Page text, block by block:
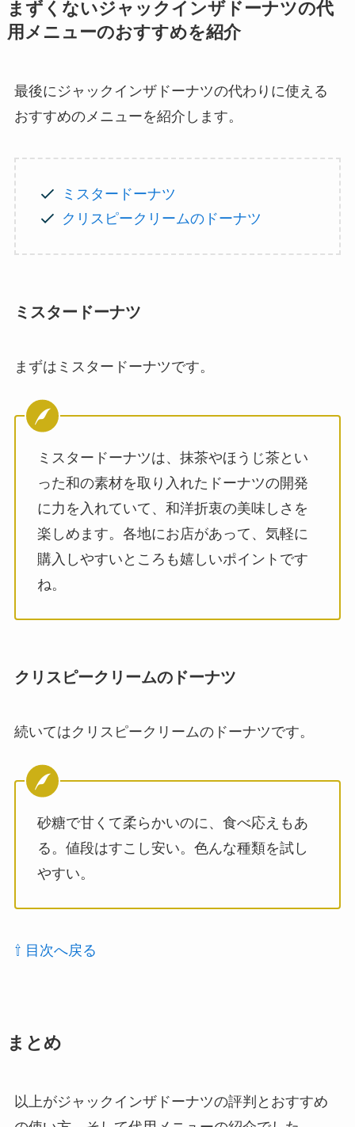
まずくないジャックインザドーナツの代
用メニューのおすすめを紹介
最後にジャックインザドーナツの代わりに使える
おすすめのメニューを紹介します。
ミスタードーナツ
クリスピークリームのドーナツ
ミスタードーナツ
まずはミスタードーナツです。
ミスタードーナツは、抹茶やほうじ茶とい
った和の素材を取り入れたドーナツの開発
に力を入れていて、和洋折衷の美味しさを
楽しめます。各地にお店があって、気軽に
購入しやすいところも嬉しいポイントです
ね。
クリスピークリームのドーナツ
続いてはクリスピークリームのドーナツです。
砂糖で甘くて柔らかいのに、食べ応えもあ
る。値段はすこし安い。色んな種類を試し
やすい。
⇧ 目次へ戻る
まとめ
以上がジャックインザドーナツの評判とおすすめ